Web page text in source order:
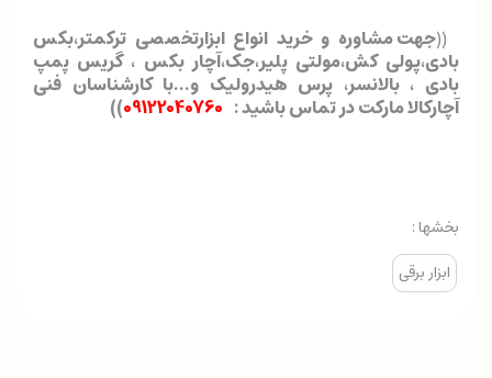
((جهت مشاوره و خرید انواع ابزارتخصصی ترکمتر،بکس
بادی،پولی کش،مولتی پلیر،جک،آچار بکس ، گریس پمپ
بادی ، بالانسر، پرس هیدرولیک و...با کارشناسان فنی
آچارکالا مارکت در تماس باشید : )
)
بخشها :
ابزار برقی